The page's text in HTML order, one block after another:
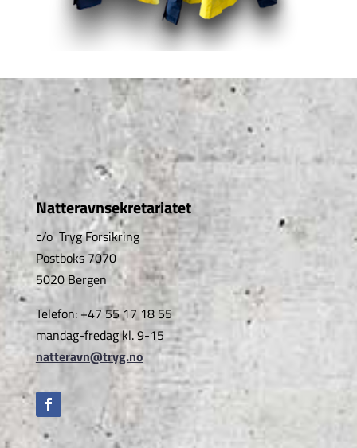
Natteravnsekretariatet
c/o Tryg Forsikring
Postboks 7070
5020 Bergen
Telefon: +47 55 17 18 55
mandag-fredag kl. 9-15
natteravn@tryg.no